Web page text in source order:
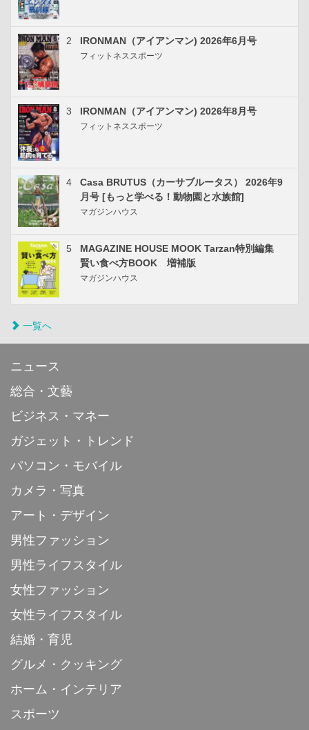
2 IRONMAN（アイアンマン) 2026年6月号
フィットネススポーツ
3 IRONMAN（アイアンマン) 2026年8月号
フィットネススポーツ
4
Casa BRUTUS（カーサブルータス） 2026年9
月号 [もっと学べる！動物園と水族館]
マガジンハウス
5
MAGAZINE HOUSE MOOK Tarzan特別編集
賢い食べ方BOOK 増補版
マガジンハウス
一覧へ
ニュース
総合・文藝
ビジネス・マネー
ガジェット・トレンド
パソコン・モバイル
カメラ・写真
アート・デザイン
男性ファッション
男性ライフスタイル
女性ファッション
女性ライフスタイル
結婚・育児
グルメ・クッキング
ホーム・インテリア
スポーツ